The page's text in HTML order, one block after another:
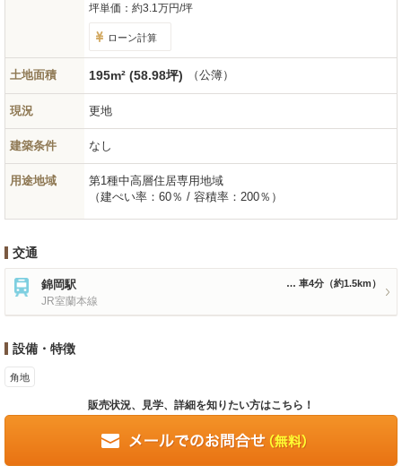
坪単価： 約3.1万円/坪
ローン計算
土地面積 195m² (58.98坪) （公簿）
現況 更地
建築条件 なし
用途地域
第1種中高層住居専用地域
（建ぺい率：60％ / 容積率：200％）
交通
錦岡駅
JR室蘭本線
車4分 （約1.5km）
設備・特徴
角地
販売状況、見学、詳細を知りたい方はこちら！